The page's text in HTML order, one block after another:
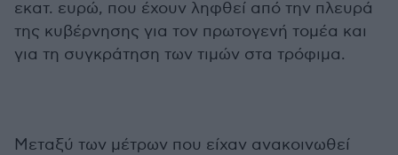
εκατ. ευρώ, που έχουν ληφθεί από την πλευρά
της κυβέρνησης για τον πρωτογενή τομέα και
για τη συγκράτηση των τιμών στα τρόφιμα.
Μεταξύ των μέτρων που είχαν ανακοινωθεί